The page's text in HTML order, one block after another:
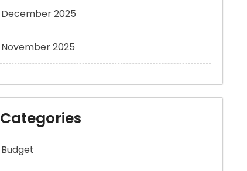
December 2025
November 2025
Categories
Budget